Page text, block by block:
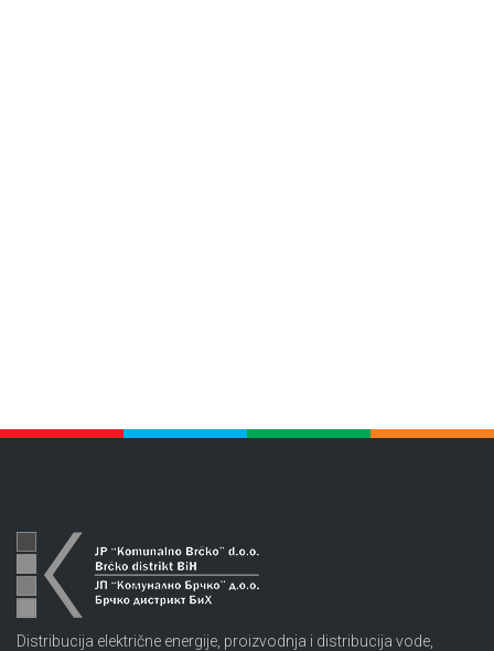
Distribucija električne energije, proizvodnja i distribucija vode,